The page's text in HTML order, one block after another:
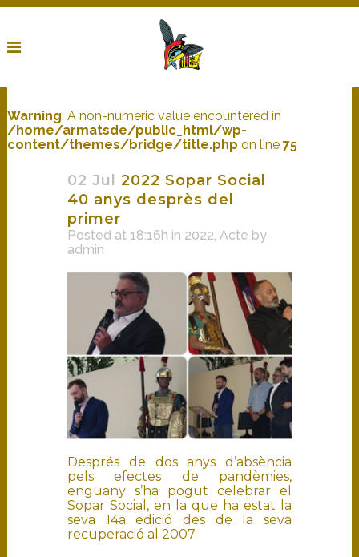
Warning: A non-numeric value encountered in
/home/armatsde/public_html/wp-
content/themes/bridge/title.php on line 75
02 Jul 2022 Sopar Social
40 anys desprès del
primer
Posted at 18:16h in 2022 Acte by
admin
Després de dos anys d’absència
pels efectes de pandèmies,
enguany s’ha pogut celebrar el
Sopar Social, en la que ha estat la
seva 14a edició des de la seva
recuperació al 2007.